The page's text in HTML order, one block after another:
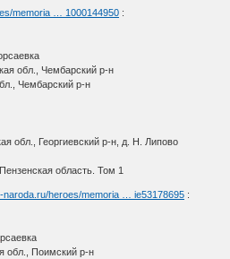
memoria … 1000144950 :
обл., Чембарский р-н
Чембарский р-н
обл., Георгиевский р-н, д. Н. Липово
область. Том 1
naroda.ru/heroes/memoria … ie53178695 :
рсаевка
обл., Поимский р-н